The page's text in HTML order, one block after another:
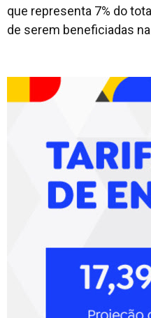
que representa 7% do
de serem beneficiadas